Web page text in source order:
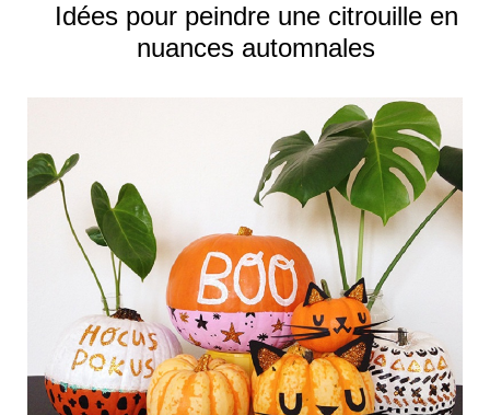
Idées pour peindre une citrouille en
nuances automnales